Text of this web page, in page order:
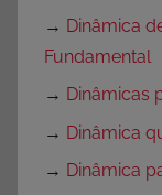
→ Dinâmica
Fundamental
→ Dinâmicas
→ Dinâmica
→ Dinâmica